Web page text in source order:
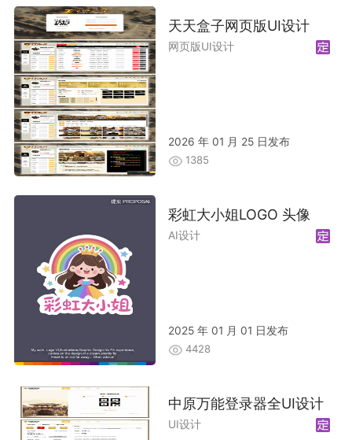
天天盒子网页版UI设计
网页版UI设计
2026 年 01 月 25 日发布
1385
彩虹大小姐LOGO 头像
AI设计
2025 年 01 月 01 日发布
4428
中原万能登录器全UI设计
UI设计